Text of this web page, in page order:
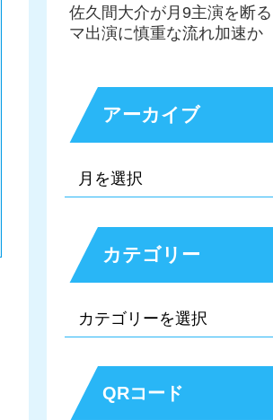
佐久間大介が月9主演を断
マ出演に慎重な流れ加速か
アーカイブ
カテゴリー
QRコード